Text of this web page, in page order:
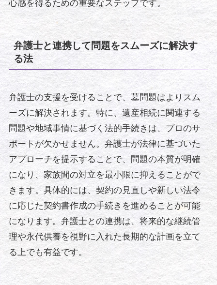
心感を得るための重要なステップです。
弁護士と連携して問題をスムーズに解決す
る法
弁護士の支援を受けることで、墓問題はよりスム
ーズに解決されます。特に、遺産相続に関連する
問題や地域事情に基づく法的手続きは、プロのサ
ポートが欠かせません。弁護士が法律に基づいた
アプローチを提示することで、問題の本質が明確
になり、家族間の対立を最小限に抑えることがで
きます。具体的には、契約の見直しや新しい法令
に応じた契約書作成の手続きを進めることが可能
になります。弁護士との連携は、将来的な継続管
理や永代供養を視野に入れた長期的な計画を立て
る上でも有益です。